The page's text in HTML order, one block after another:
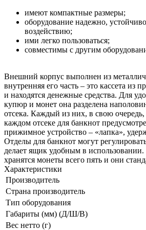
имеют компактные размеры;
оборудование надежно,
воздействию;
ими легко пользоваться;
совместимы с другим
Внешний корпус выполнен из
внутренняя его часть – это кассета из
и находятся денежные средства. Для
купюр и монет она разделена
отсека. Каждый из них, в свою
каждом отсеке для банкнот
прижимное устройство – «лапка»,
Отделы для банкнот могут
делает ящик удобным в
хранятся монеты всего пять и они
Характеристики
Производитель
Страна производитель
Тип оборудования
Габариты (мм) (Д/Ш/В)
Вес нетто (г)